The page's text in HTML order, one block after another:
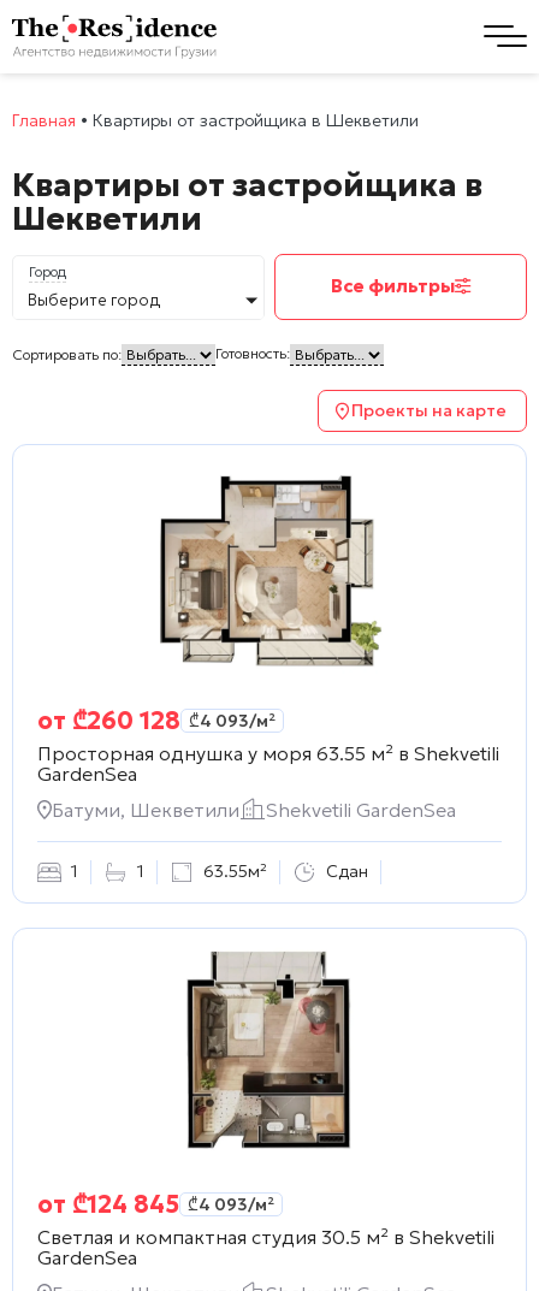
Главная • Квартиры от застройщика в Шекветили
Квартиры от застройщика в
Шекветили
Город
Выберите город
Все фильтры
Сортировать по: Готовность:
Проекты на карте
от ₾260 128 ₾4 093/м²
Просторная однушка у моря 63.55 м² в Shekvetili
GardenSea
Батуми, Шекветили
Shekvetili GardenSea
1 1 63.55м² Сдан
от ₾124 845 ₾4 093/м²
Светлая и компактная студия 30.5 м² в Shekvetili
GardenSea